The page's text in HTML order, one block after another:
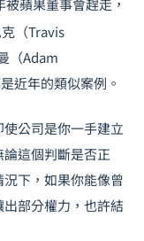
（Travis
（Adam
近年的類似案例。
公司是你一手建立
這個判斷是否正
下，如果你能像曾
部分權力，也許結